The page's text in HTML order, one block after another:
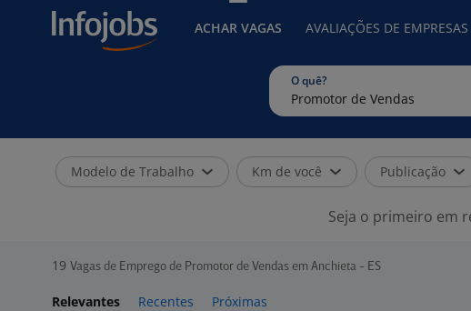
ACHAR VAGAS AVALIAÇÕES DE EMPRESAS
O quê?
Modelo de Trabalho Km de você Publicação
Seja o primeiro em
19 Vagas de Emprego de Promotor de Vendas em Anchieta - ES
Relevantes Recentes Próximas